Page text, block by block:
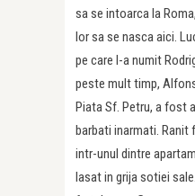
sa se intoarca la
lor sa se nasca aici.
pe care l-a numit
peste mult timp,
Piata Sf. Petru, a fost
barbati inarmati. Ranit
intr-unul dintre
lasat in grija sotiei